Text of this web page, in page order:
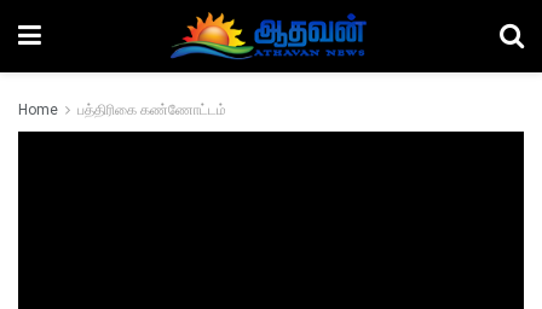
Home பத்திரிகை கண்ணோட்டம்